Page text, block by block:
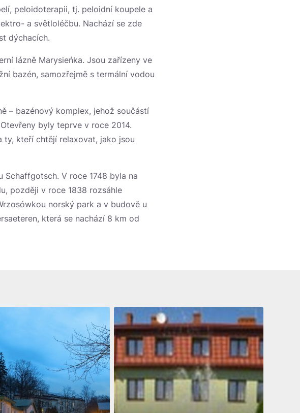
peloidoterapii, tj. peloidní koupele a
a světloléčbu. Nachází se zde
dýchacích.
lázně Marysieńka. Jsou zařízeny ve
bazén, samozřejmě s termální vodou
– bazénový komplex, jehož součástí
byly teprve v roce 2014.
ty, kteří chtějí relaxovat, jako jsou
V roce 1748 byla na
později v roce 1838 rozsáhle
norský park a v budově u
která se nachází 8 km od